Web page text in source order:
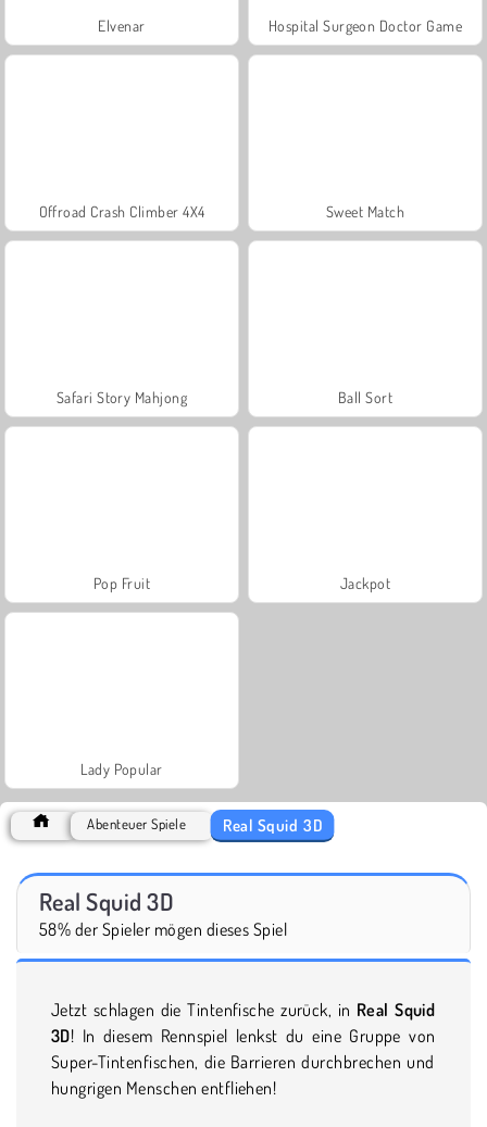
Elvenar Hospital Surgeon Doctor Game
Offroad Crash Climber 4X4 Sweet Match
Safari Story Mahjong Ball Sort
Pop Fruit Jackpot
Lady Popular
Abenteuer Spiele Real Squid 3D
Real Squid 3D
58% der Spieler mögen dieses Spiel
Jetzt schlagen die Tintenfische zurück, in Real Squid
3D! In diesem Rennspiel lenkst du eine Gruppe von
Super-Tintenfischen, die Barrieren durchbrechen und
hungrigen Menschen entfliehen!